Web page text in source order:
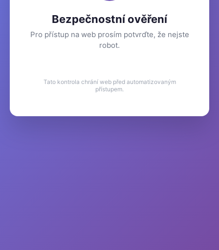
Bezpečnostní ověření
Pro přístup na web prosím potvrďte, že nejste
robot.
Tato kontrola chrání web před automatizovaným
přístupem.